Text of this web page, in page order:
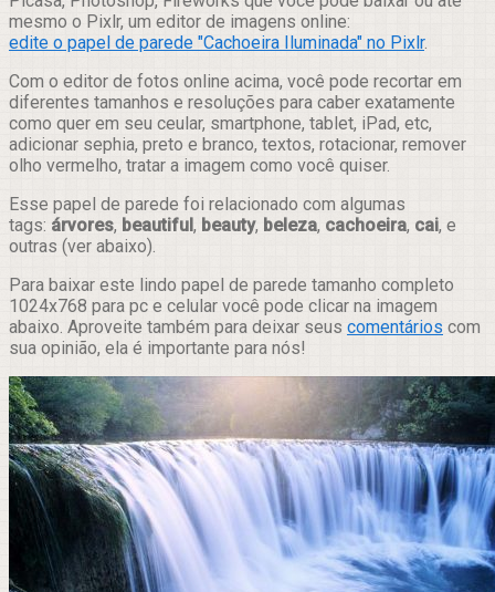
mesmo o Pixlr, um editor de imagens online:
edite o papel de parede "Cachoeira Iluminada" no Pixlr.
Com o editor de fotos online acima, você pode recortar em
diferentes tamanhos e resoluções para caber exatamente
como quer em seu ceular, smartphone, tablet, iPad, etc,
adicionar sephia, preto e branco, textos, rotacionar, remover
olho vermelho, tratar a imagem como você quiser.
Esse papel de parede foi relacionado com algumas
tags: árvores, beautiful, beauty, beleza, cachoeira, cai, e
outras (ver abaixo).
Para baixar este lindo papel de parede tamanho completo
1024x768 para pc e celular você pode clicar na imagem
abaixo. Aproveite também para deixar seus comentários com
sua opinião, ela é importante para nós!